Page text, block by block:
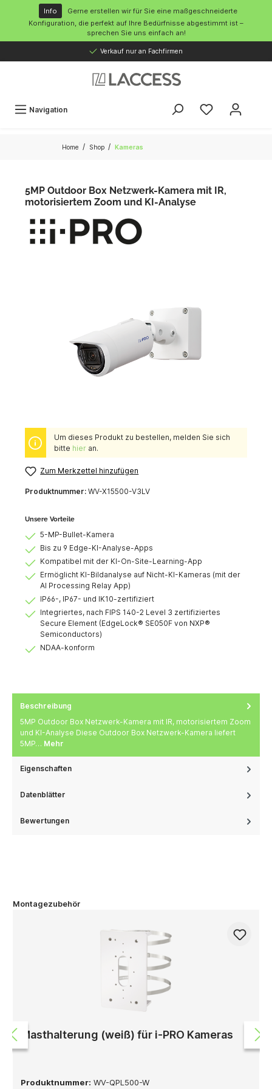
springen
Info
Gerne erstellen wir für Sie eine maßgeschneiderte
Konfiguration, die perfekt auf Ihre Bedürfnisse abgestimmt ist –
sprechen Sie uns einfach an!
Verkauf nur an Fachfirmen
Navigation
Home / Shop / Kameras
5MP Outdoor Box Netzwerk-Kamera mit IR,
motorisiertem Zoom und KI-Analyse
Um dieses Produkt zu bestellen, melden Sie sich
bitte hieran.
Zum Merkzettel hinzufügen
Produktnummer: WV-X15500-V3LV
Unsere Vorteile
5-MP-Bullet-Kamera
Bis zu 9 Edge-KI-Analyse-Apps
Kompatibel mit der KI-On-Site-Learning-App
Ermöglicht KI-Bildanalyse auf Nicht-KI-Kameras (mit der
AI Processing Relay App)
IP66-, IP67- und IK10-zertifiziert
Integriertes, nach FIPS 140-2 Level 3 zertifiziertes
Secure Element (EdgeLock® SE050F von NXP®
Semiconductors)
NDAA-konform
Beschreibung
5MP Outdoor Box Netzwerk-Kamera mit IR, motorisiertem Zoom
und KI-Analyse Diese Outdoor Box Netzwerk-Kamera liefert
5MP… Mehr
Eigenschaften
Datenblätter
Bewertungen
Montagezubehör
Masthalterung (weiß) für i-PRO Kameras
Produktnummer: WV-QPL500-W